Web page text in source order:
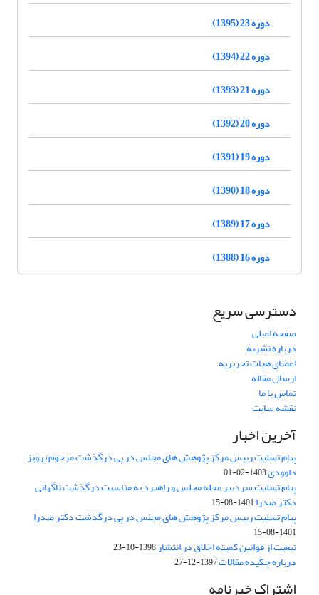
دوره 23 (1395)
دوره 22 (1394)
دوره 21 (1393)
دوره 20 (1392)
دوره 19 (1391)
دوره 18 (1390)
دوره 17 (1389)
دوره 16 (1388)
دسترسی سریع
صفحه اصلی
درباره نشریه
اعضای هیات تحریریه
ارسال مقاله
تماس با ما
نقشه سایت
آخرین اخبار
پیام تسلیت رییس مرکز پژوهش های مجلس در پی درگذشت مرحوم پرویز
داوودی1403-02-01
پیام تسلیت سردبیر مجله مجلس و راهبرد به مناسبت درگذشت ناگهانی
دکتر صدرا1401-08-15
پیام تسلیت رییس مرکز پژوهش های مجلس در پی درگذشت دکتر صدرا
1401-08-15
تبعیت از قوانین کمیته اخلاق در انتشار1398-10-23
درباره چکیده مقالات1397-12-27
اشتراک خبرنامه